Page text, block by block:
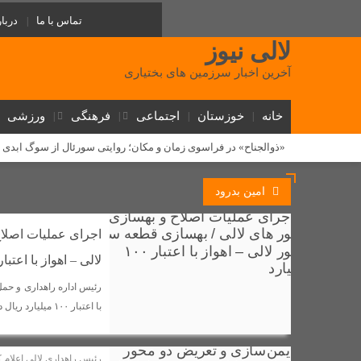
تماس با ما
لالی نیوز
آخرین اخبار سرزمین های بختیاری
خانه خوزستان اجتماعی فرهنگی ورزشی
«ذوالجناح» در فراسوی زمان و مکان؛ روایتی سورئال از سوگ
یک مرکز غیرمجاز مداخله‌گر در امور پزشکی در شهرستان لالی
‌طلوع عدالت آموزشی در لالی: گامی تاریخی برای آینده دختران
روابط سرد نماینده و فرماندار لالی؛ (استوری) جنجالی رضا جباری،
وقتی نفس‌های بلوط به یاری
گامی بلند توسعه ارتباطات در لالی؛ فیبر نوری به شهر می‌رسد و ۵ روستا از اینترنت همراه برخوردار شدند
امین بدرود
اجرای عملیات
لالی – اهواز با اعتبار ۱۰۰ میلیارد
رئیس اداره راهداری و
با اعتبار ۱۰۰ میلیارد ریال درحال اجراست.
رئیس راهداری لالی اعلام